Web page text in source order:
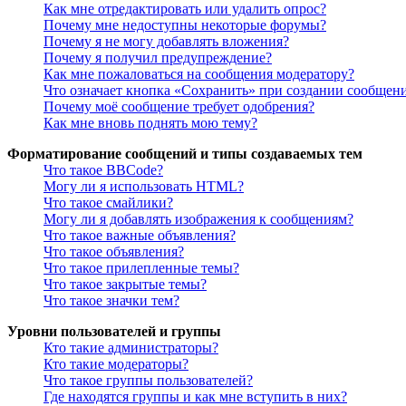
Как мне отредактировать или удалить опрос?
Почему мне недоступны некоторые форумы?
Почему я не могу добавлять вложения?
Почему я получил предупреждение?
Как мне пожаловаться на сообщения модератору?
Что означает кнопка «Сохранить» при создании
Почему моё сообщение требует одобрения?
Как мне вновь поднять мою тему?
Форматирование сообщений и типы создаваемых тем
Что такое BBCode?
Могу ли я использовать HTML?
Что такое смайлики?
Могу ли я добавлять изображения к сообщениям?
Что такое важные объявления?
Что такое объявления?
Что такое прилепленные темы?
Что такое закрытые темы?
Что такое значки тем?
Уровни пользователей и группы
Кто такие администраторы?
Кто такие модераторы?
Что такое группы пользователей?
Где находятся группы и как мне вступить в них?